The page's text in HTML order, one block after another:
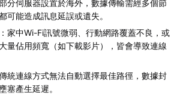
部分伺服器設置於海外，數據傳輸需經多個節
可能造成訊息延誤或遺失。
：家中Wi-Fi訊號微弱、行動網路覆蓋不良，或
量佔用頻寬（如下載影片），皆會導致連線
統連線方式無法自動選擇最佳路徑，數據封
塞產生延遲。